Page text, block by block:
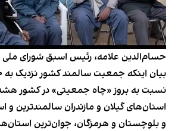
حسام‌الدین علامه، رئیس اسبق شورای ملی
نسبت به بروز «چاه جمعیتی» در کشور
استان‌های گیلان و مازندران سالمندترین
و بلوچستان و هرمزگان، جوان‌ترین